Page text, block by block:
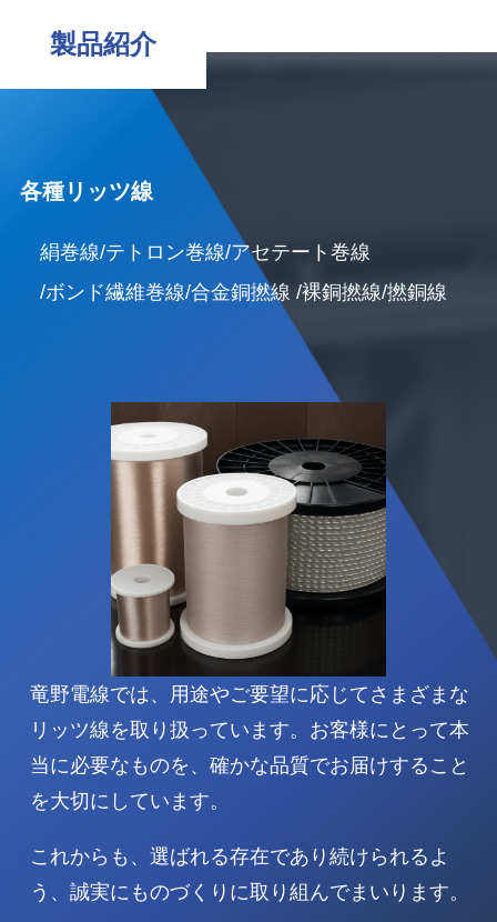
製品紹介
各種リッツ線
絹巻線/テトロン巻線/アセテート巻線
/ボンド繊維巻線/合金銅撚線 /裸銅撚線/撚銅線
竜野電線では、用途やご要望に応じてさまざまな
リッツ線を取り扱っています。お客様にとって本
当に必要なものを、確かな品質でお届けすること
を大切にしています。
これからも、選ばれる存在であり続けられるよ
う、誠実にものづくりに取り組んでまいります。